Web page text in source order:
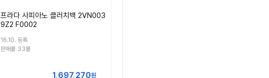
프라다 사피아노 클러치백 2VN003
9Z2 F0002
16.10. 등록
판매몰 33몰
1,697,270원